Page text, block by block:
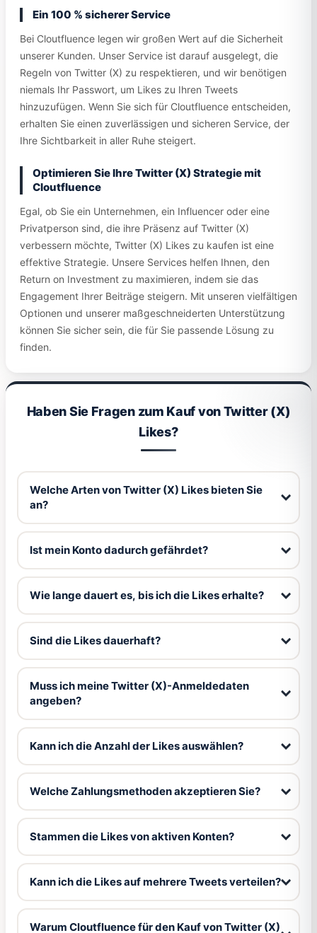
Ein 100 % sicherer Service
Bei Cloutfluence legen wir großen Wert auf die Sicherheit
unserer Kunden. Unser Service ist darauf ausgelegt, die
Regeln von Twitter (X) zu respektieren, und wir benötigen
niemals Ihr Passwort, um Likes zu Ihren Tweets
hinzuzufügen. Wenn Sie sich für Cloutfluence entscheiden,
erhalten Sie einen zuverlässigen und sicheren Service, der
Ihre Sichtbarkeit in aller Ruhe steigert.
Optimieren Sie Ihre Twitter (X) Strategie mit
Cloutfluence
Egal, ob Sie ein Unternehmen, ein Influencer oder eine
Privatperson sind, die ihre Präsenz auf Twitter (X)
verbessern möchte, Twitter (X) Likes zu kaufen ist eine
effektive Strategie. Unsere Services helfen Ihnen, den
Return on Investment zu maximieren, indem sie das
Engagement Ihrer Beiträge steigern. Mit unseren vielfältigen
Optionen und unserer maßgeschneiderten Unterstützung
können Sie sicher sein, die für Sie passende Lösung zu
finden.
Haben Sie Fragen zum Kauf von Twitter (X)
Likes?
Welche Arten von Twitter (X) Likes bieten Sie
an?
Ist mein Konto dadurch gefährdet?
Wie lange dauert es, bis ich die Likes erhalte?
Sind die Likes dauerhaft?
Muss ich meine Twitter (X)-Anmeldedaten
angeben?
Kann ich die Anzahl der Likes auswählen?
Welche Zahlungsmethoden akzeptieren Sie?
Stammen die Likes von aktiven Konten?
Kann ich die Likes auf mehrere Tweets verteilen?
Warum Cloutfluence für den Kauf von Twitter (X)